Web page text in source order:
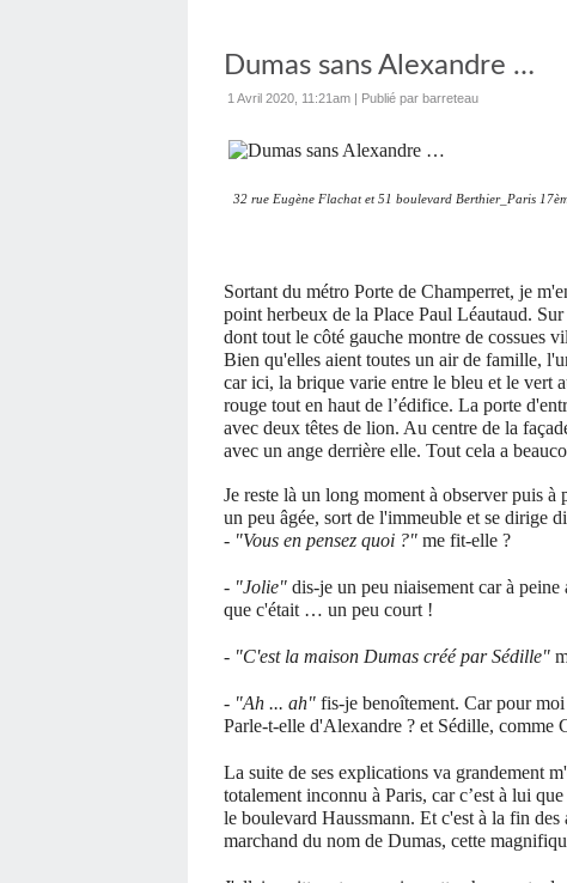
Dumas sans Alexandre …
1 Avril 2020, 11:21am | Publié par barreteau
32 rue Eugène Flachat et 51 boulevard Berthier_Paris
Sortant du métro Porte de Champerret, je
point herbeux de la Place Paul Léautaud.
dont tout le côté gauche montre de cossues
Bien qu'elles aient toutes un air de famille,
car ici, la brique varie entre le bleu et le vert
rouge tout en haut de l’édifice. La porte
avec deux têtes de lion. Au centre de la
avec un ange derrière elle. Tout cela a
Je reste là un long moment à observer puis
un peu âgée, sort de l'immeuble et se dirige
- "Vous en pensez quoi ?" me fit-elle ?
- "Jolie" dis-je un peu niaisement car à
que c'était … un peu court !
- "C'est la maison Dumas créé par Sédille"
- "Ah ... ah" fis-je benoîtement. Car pour
Parle-t-elle d'Alexandre ? et Sédille, comme
La suite de ses explications va grandement
totalement inconnu à Paris, car c’est à lui
le boulevard Haussmann. Et c'est à la fin
marchand du nom de Dumas, cette